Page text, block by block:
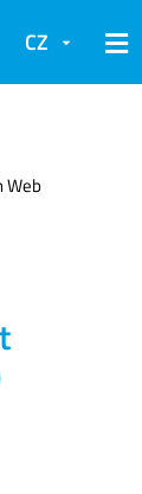
CZ
Web